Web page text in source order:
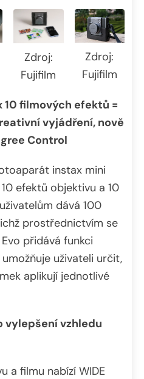
Zdroj:
Fujifilm
Zdroj:
Fujifilm
filmových efektů =
vyjádření, nově
Control
instax mini
10 efektů objektivu a 10
dává 100
prostřednictvím se
přidává funkci
uživateli určit,
aplikují jednotlivé
vylepšení vzhledu
a filmu nabízí WIDE